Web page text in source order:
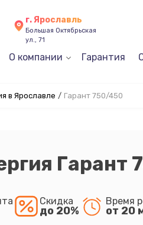
г. Ярославль
Большая Октябрьская
ул., 71
О компании Гарантия
в Ярославле / Гарант 750/450
Гарант
Скидка
до 20%
Время
от 20